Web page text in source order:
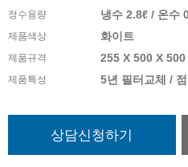
정수용량 냉수 2.8ℓ / 온수
제품색상 화이트
제품규격 255 X 500 X 500
제품특성 5년 필터교체 /